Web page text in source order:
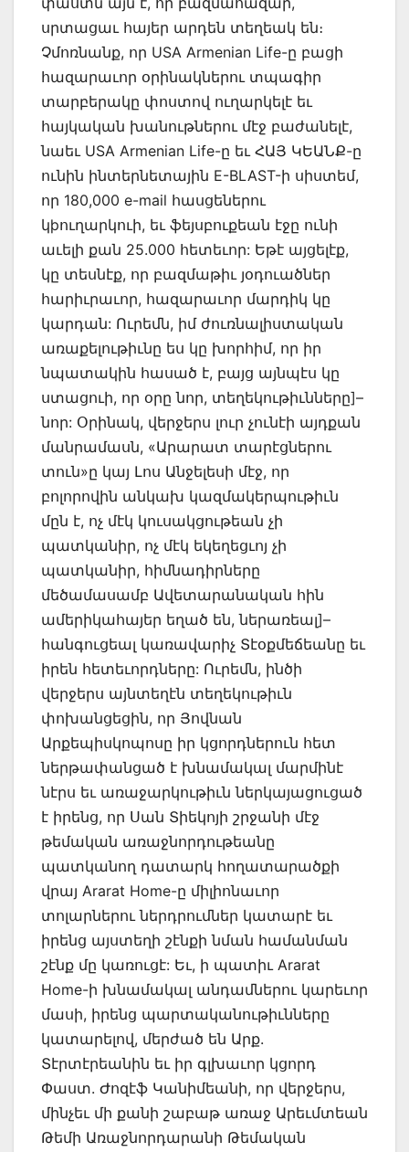
սրտացաւ հայեր արդեն տեղեակ են։
Չմոռնանք, որ USA Armenian Life-ը բացի
հազարաւոր օրինակներու տպագիր
տարբերակը փոստով ուղարկելէ եւ
հայկական խանութներու մէջ բաժանելէ,
նաեւ USA Armenian Life-ը եւ ՀԱՅ ԿԵԱՆՔ-ը
ունին ինտերնետային E-BLAST-ի սիստեմ,
որ 180,000 e-mail հասցեներու
կþուղարկուի, եւ ֆեյսբուքեան էջը ունի
աւելի քան 25.000 հետեւոր: Եթէ այցելէք,
կը տեսնէք, որ բազմաթիւ յօդուածներ
հարիւրաւոր, հազարաւոր մարդիկ կը
կարդան: Ուրեմն, իմ ժուռնալիստական
առաքելութիւնը ես կը խորհիմ, որ իր
նպատակին հասած է, բայց այնպէս կը
ստացուի, որ օրը նոր, տեղեկութիւնները]–
նոր: Օրինակ, վերջերս լուր չունէի այդքան
մանրամասն, «Արարատ տարէցներու
տուն»ը կայ Լոս Անջելեսի մէջ, որ
բոլորովին անկախ կազմակերպութիւն
մըն է, ոչ մէկ կուսակցութեան չի
պատկանիր, ոչ մէկ եկեղեցւոյ չի
պատկանիր, հիմնադիրները
մեծամասամբ Ավետարանական հին
ամերիկահայեր եղած են, ներառեալ]–
հանգուցեալ կառավարիչ Տէօքմեճեանը եւ
իրեն հետեւորդները: Ուրեմն, ինծի
վերջերս այնտեղէն տեղեկութիւն
փոխանցեցին, որ Յովնան
Արքեպիսկոպոսը իր կցորդներուն հետ
ներթափանցած է խնամակալ մարմինէ
նէրս եւ առաջարկութիւն ներկայացուցած
է իրենց, որ Սան Տիեկոյի շրջանի մէջ
թեմական առաջնորդութեանը
պատկանող դատարկ հողատարածքի
վրայ Ararat Home-ը միլիոնաւոր
տոլարներու ներդրումներ կատարէ եւ
իրենց այստեղի շէնքի նման համանման
շէնք մը կառուցէ: Եւ, ի պատիւ Ararat
Home-ի խնամակալ անդամներու կարեւոր
մասի, իրենց պարտականութիւնները
կատարելով, մերժած են Արք.
Տէրտէրեանին եւ իր գլխաւոր կցորդ
Փաստ. Ժոզէֆ Կանիմեանի, որ վերջերս,
մինչեւ մի քանի շաբաթ առաջ Արեւմտեան
Թեմի Առաջնորդարանի Թեմական